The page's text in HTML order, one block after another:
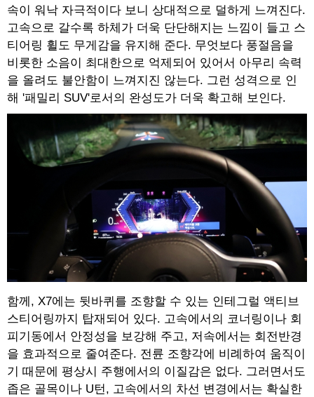
속이 워낙 자극적이다 보니 상대적으로 덜하게 느껴진다.
고속으로 갈수록 하체가 더욱 단단해지는 느낌이 들고 스
티어링 휠도 무게감을 유지해 준다. 무엇보다 풍절음을
비롯한 소음이 최대한으로 억제되어 있어서 아무리 속력
을 올려도 불안함이 느껴지진 않는다. 그런 성격으로 인
해 '패밀리 SUV'로서의 완성도가 더욱 확고해 보인다.
함께, X7에는 뒷바퀴를 조향할 수 있는 인테그럴 액티브
스티어링까지 탑재되어 있다. 고속에서의 코너링이나 회
피기동에서 안정성을 보강해 주고, 저속에서는 회전반경
을 효과적으로 줄여준다. 전륜 조향각에 비례하여 움직이
기 때문에 평상시 주행에서의 이질감은 없다. 그러면서도
좁은 골목이나 U턴, 고속에서의 차선 변경에서는 확실한